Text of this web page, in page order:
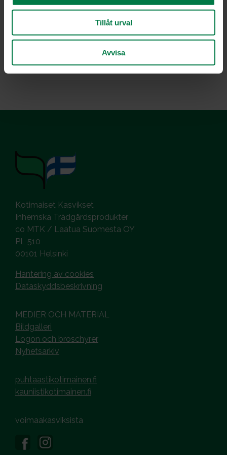
Tillåt urval
Avvisa
Tutkimustietoa kasvisten vaikutuksesta terveyteen
Kasvisten väriyhdisteet
Kotimaiset Kasvikset
Inhemska Trädgårdsprodukter
co MTK / Laatua Suomesta OY
PL 510
00101 Helsinki
Hantering av cookies
Dataskyddsbeskrivning
MEDIER OCH MATERIAL
Bildgalleri
Logon och broschyrer
Nyhetsarkiv
puhtaastikotimainen.fi
kauniistikotimainen.fi
voimaakasviksista